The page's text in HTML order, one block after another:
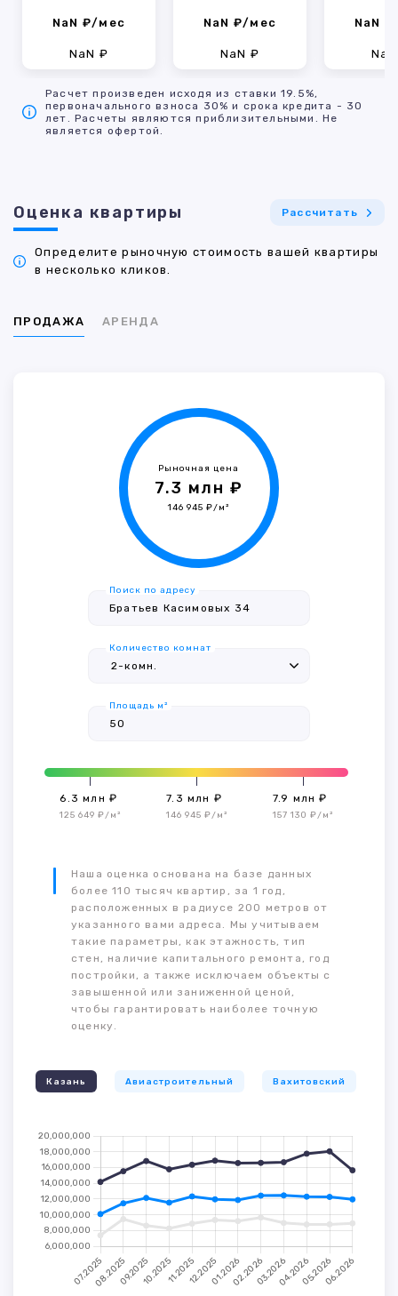
NaN ₽/мес
NaN ₽
NaN ₽/мес
NaN ₽
NaN
Расчет произведен исходя из ставки 19.5%,
первоначального взноса 30% и срока кредита - 30
лет. Расчеты являются приблизительными. Не
является офертой.
Оценка квартиры Рассчитать
Определите рыночную стоимость вашей квартиры
в несколько кликов.
ПРОДАЖА АРЕНДА
Рыночная цена
7.3 млн ₽
146 945 ₽/м²
Поиск по адресу
Количество комнат
Площадь м²
6.3 млн ₽
125 649 ₽/м²
7.3 млн ₽
146 945 ₽/м²
7.9 млн ₽
157 130 ₽/м²
Наша оценка основана на базе данных
более 110 тысяч квартир, за 1 год,
расположенных в радиусе 200 метров от
указанного вами адреса. Мы учитываем
такие параметры, как этажность, тип
стен, наличие капитального ремонта, год
постройки, а также исключаем объекты с
завышенной или заниженной ценой,
чтобы гарантировать наиболее точную
оценку.
Казань Авиастроительный Вахитовский